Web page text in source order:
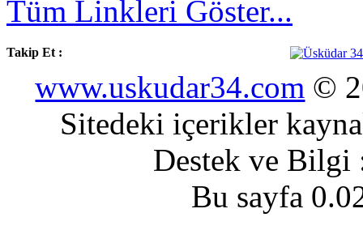
Tüm Linkleri Göster...
Takip Et :
www.uskudar34.com ©
Sitedeki içerikler
Destek ve
Bu sayfa